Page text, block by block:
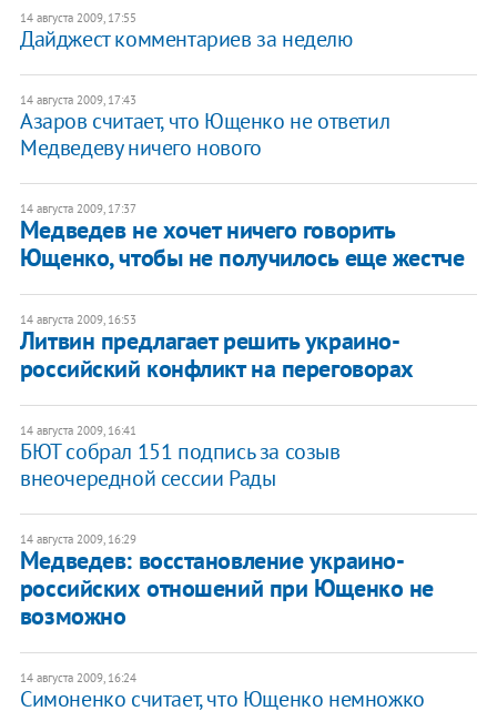
14 августа 2009, 17:55
Дайджест комментариев за неделю
14 августа 2009, 17:43
Азаров считает, что Ющенко не ответил
Медведеву ничего нового
14 августа 2009, 17:37
Медведев не хочет ничего говорить
Ющенко, чтобы не получилось еще жестче
14 августа 2009, 16:53
Литвин предлагает решить украино-
российский конфликт на переговорах
14 августа 2009, 16:41
БЮТ собрал 151 подпись за созыв
внеочередной сессии Рады
14 августа 2009, 16:29
Медведев: восстановление украино-
российских отношений при Ющенко не
возможно
14 августа 2009, 16:24
Симоненко считает, что Ющенко немножко